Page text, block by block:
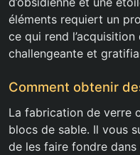
éléments requiert un
ce qui rend
challengeante et
Comment obtenir
La fabrication de verre
blocs de sable. Il vous
de les faire fondre